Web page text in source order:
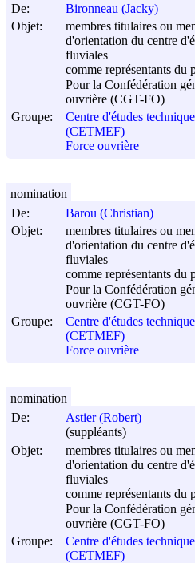
De:
Bironneau (Jacky)
Objet:
membres titulaires ou
d'orientation du centre
fluviales
comme représentants du
Pour la Confédération
ouvrière (CGT-FO)
Groupe:
Centre d'études
(CETMEF)
Force ouvrière
De:
Barou (Christian)
Objet:
membres titulaires ou
d'orientation du centre
fluviales
comme représentants du
Pour la Confédération
ouvrière (CGT-FO)
Groupe:
Centre d'études
(CETMEF)
Force ouvrière
nomination
De:
Astier (Robert)
(suppléants)
Objet:
membres titulaires ou
d'orientation du centre
fluviales
comme représentants du
Pour la Confédération
ouvrière (CGT-FO)
Groupe:
Centre d'études
(CETMEF)
nomination